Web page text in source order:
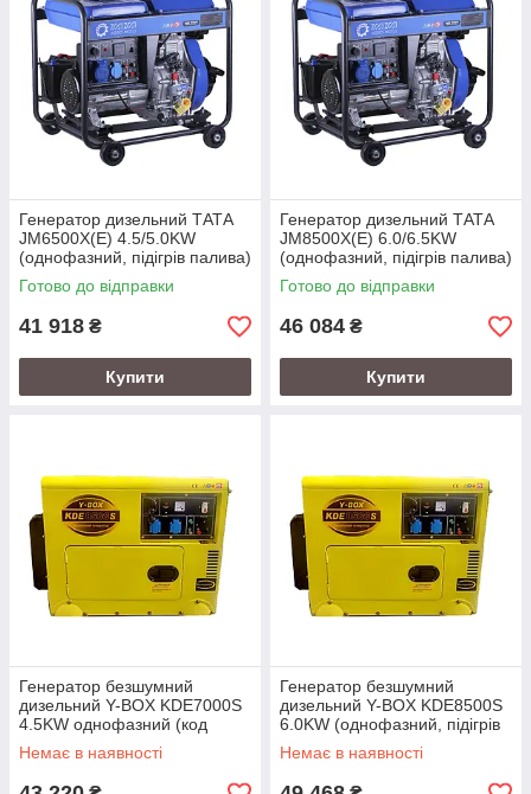
Генератор дизельний ТАТА
JM6500X(E) 4.5/5.0KW
(однофазний, підігрів палива)
(код 53171)
Готово до відправки
41 918 ₴
Купити
Генератор дизельний ТАТА
JM8500X(E) 6.0/6.5KW
(однофазний, підігрів палива)
(код 53172)
Готово до відправки
46 084 ₴
Купити
Генератор безшумний
дизельний Y-BOX KDE7000S
4.5KW однофазний (код
58802)
Немає в наявності
Генератор безшумний
дизельний Y-BOX KDE8500S
6.0KW (однофазний, підігрів
палива) (код 58803)
Немає в наявності